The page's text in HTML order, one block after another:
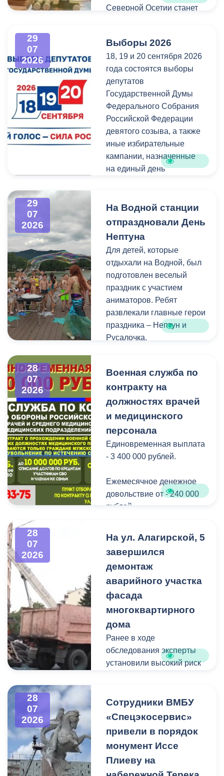
Владикавказа обещала,
что льгота сохранится и
будет предоставляться в
рамках нового
нормативного порядка.
Изменения были связаны
с тем, что в начале 2026
года полномочия по
организации
пассажирских перевозок
перешли в
Северной Осетии станет
богатейшее культурное
наследие нашей великой
России.
29
07
2026
Выборы 2026
18, 19 и 20 сентября 2026
года состоятся выборы
депутатов
Государственной Думы
Федерального Собрания
Российской Федерации
девятого созыва, а также
иные избирательные
кампании, назначенные
на единый день
Ознакомиться со списками
избирательных участков,
адресами помещений для
голосования, местами
нахождения участковых
избирательных комиссий,
а также номерами
телефонов участковых
избирательных комиссий
можно по ссылке:
29
07
2026
На Водной станции
отпраздновали День
Нептуна
Для детей, которые
отдыхали на Водной, был
подготовлен веселый
праздник с участием
аниматоров. Ребят
развлекали главные герои
праздника – Нептун и
Русалочка.
Водной станцией Георгий
Цгоев, празднование Дня
Нептуна - уже старая
добрая традиция.
В завершение праздника
детей угостили
сладостями.
организовано ВМБУК
28
07
2026
Военная служба по
контракту на
должностях врачей
и медицинского
персонала
Единовременная выплата
- 3 400 000 рублей.
Ежемесячное денежное
довольствие от - 240 000
рублей.
кредитам участникам СВО
до - 10 000 000 рублей.
Рассматриваются
кандидаты мужского пола
на должности
Пункт отбора на военную
службу по контракту г.
Владикавказ, ул. Титова,
28
07
2026
На ул. Алагирской, 5
завершился
демонтаж
аварийного участка
фасада
многоквартирного
дома
Ранее в ходе
обследования эксперты
установили высокий риск
квадратных метра и весом
около 53 тонн.
Для предотвращения
возможной чрезвычайной
ситуации Комиссия по
28
07
2026
Сотрудники ВМБУ
«Спецэкосервис»
привели в порядок
монумент Иссе
Плиеву на